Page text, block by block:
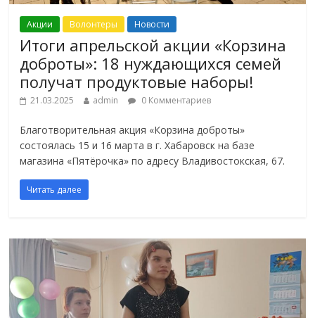
Акции Волонтеры Новости
Итоги апрельской акции «Корзина
доброты»: 18 нуждающихся семей
получат продуктовые наборы!
21.03.2025 admin 0 Комментариев
Благотворительная акция «Корзина доброты»
состоялась 15 и 16 марта в г. Хабаровск на базе
магазина «Пятёрочка» по адресу Владивостокская, 67.
Читать далее